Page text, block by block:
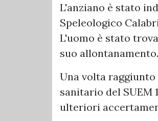
L'anziano è stato
Speleologico
L'uomo è stato
suo allontanamento.
Una volta
sanitario del SUEM
ulteriori